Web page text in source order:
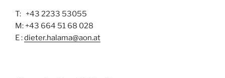
T: +43 2233 53055
M: +43 664 51 68 028
E :dieter.halama@aon.at